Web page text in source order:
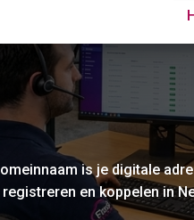
is je digitale
en koppelen in